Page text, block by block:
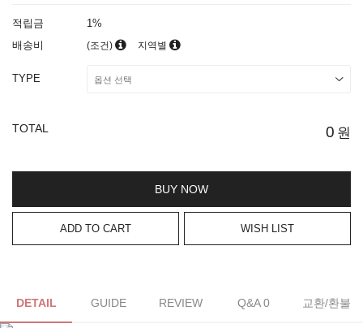
적립금
1%
배송비
(조건) 지역별
TYPE
TOTAL 0 원
BUY NOW
ADD TO CART WISH LIST
DETAIL GUIDE REVIEW Q&A 0 교환/환불